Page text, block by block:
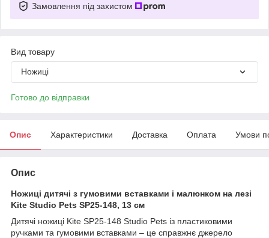
Замовлення під захистом
Вид товару
Ножиці
Готово до відправки
Опис Характеристики Доставка Оплата Умови
Опис
Ножиці дитячі з гумовими вставками і малюнком на лезі
Kite Studio Pets SP25-148, 13 см
Дитячі ножиці Kite SP25-148 Studio Pets із пластиковими
ручками та гумовими вставками – це справжнє джерело